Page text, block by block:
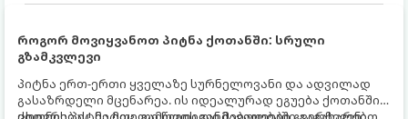
როგორ მოვიყვანოთ პიტნა ქოთანში: სრული
გზამკვლევი
პიტნა ერთ-ერთი ყველაზე სურნელოვანი და ადვილად
გასაზრდელი მცენარეა. ის იდეალურად ეგუება ქოთანში